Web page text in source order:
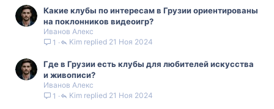
Какие клубы по интересам в Грузии ориентированы
на поклонников видеоигр?
Иванов Алекс
1
21 Ноя 2024
Kim
Где в Грузии есть клубы для любителей искусства
и живописи?
Иванов Алекс
1
21 Ноя 2024
Kim